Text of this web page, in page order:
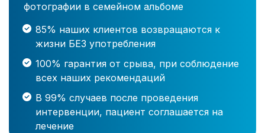
фотографии в семейном альбоме
85% наших клиентов возвращаются к
жизни БЕЗ употребления
100% гарантия от срыва, при соблюдение
всех наших рекомендаций
В 99% случаев после проведения
интервенции, пациент соглашается на
лечение